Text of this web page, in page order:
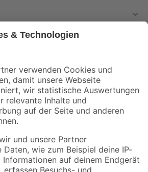
Angebote und Aktionen mehr verpassen!
Versandarten